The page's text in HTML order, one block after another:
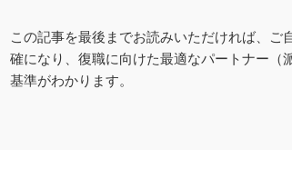
この記事を最後までお読みいただければ、ご
確になり、復職に向けた最適なパートナー（
基準がわかります。